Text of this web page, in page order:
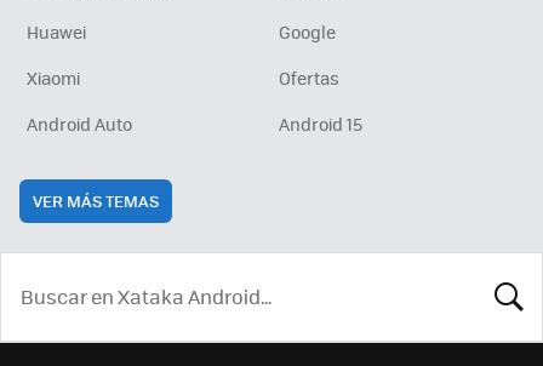
Huawei
Google
Xiaomi
Ofertas
Android Auto
Android 15
VER MÁS TEMAS